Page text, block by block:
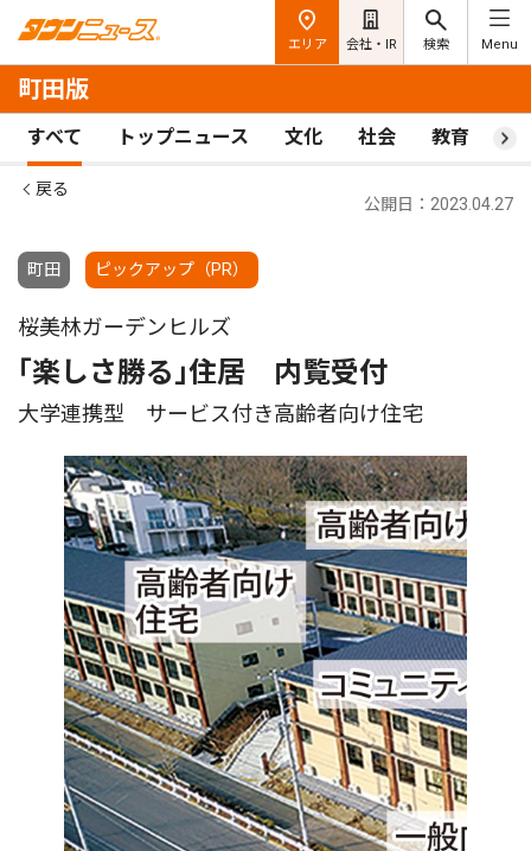
エリア 会社・IR 検索 Menu
町田版
すべて トップニュース 文化 社会 教育 ス
戻る
町田 ピックアップ（PR）
公開日：2023.04.27
桜美林ガーデンヒルズ
｢楽しさ勝る｣住居 内覧受付
大学連携型 サービス付き高齢者向け住宅